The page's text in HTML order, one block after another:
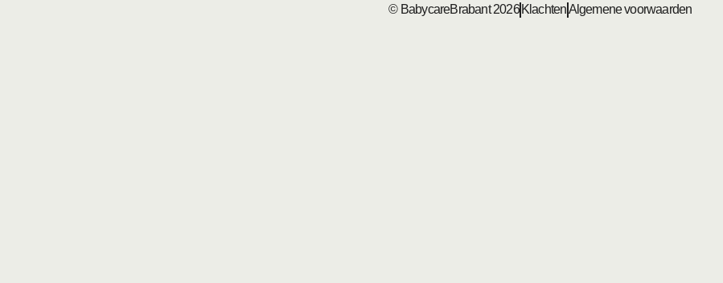
© BabycareBrabant 2026 KlachtenAlgemene voorwaarden